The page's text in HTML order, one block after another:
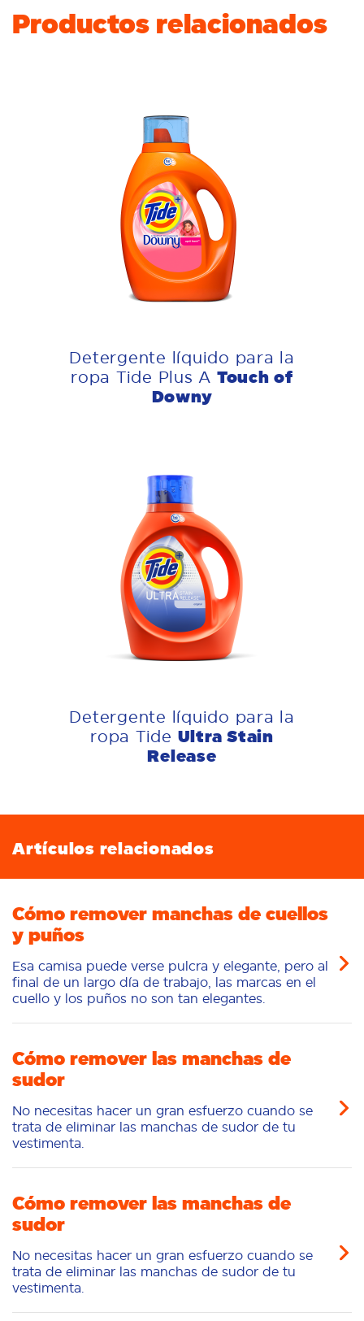
Productos relacionados
Detergente líquido para la
ropa Tide Plus A Touch of
Downy
Detergente líquido para la
ropa Tide Ultra Stain
Release
Artículos relacionados
Cómo remover manchas de cuellos
y puños
Esa camisa puede verse pulcra y elegante, pero al
final de un largo día de trabajo, las marcas en el
cuello y los puños no son tan elegantes.
Cómo remover las manchas de
sudor
No necesitas hacer un gran esfuerzo cuando se
trata de eliminar las manchas de sudor de tu
vestimenta.
Cómo remover las manchas de
sudor
No necesitas hacer un gran esfuerzo cuando se
trata de eliminar las manchas de sudor de tu
vestimenta.